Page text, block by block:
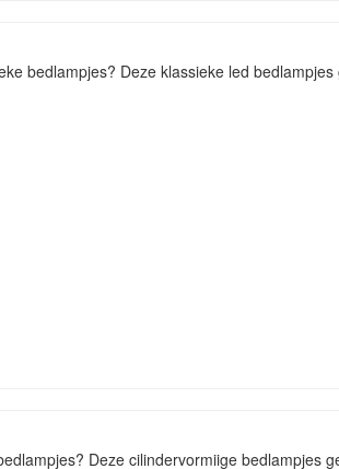
bedlampjes? Deze klassieke led
Deze cilindervormiige bedlampjes